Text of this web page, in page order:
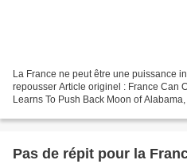
La France ne peut être une puissance
repousser Article originel : France Can
Learns To Push Back Moon of
Pas de répit pour la